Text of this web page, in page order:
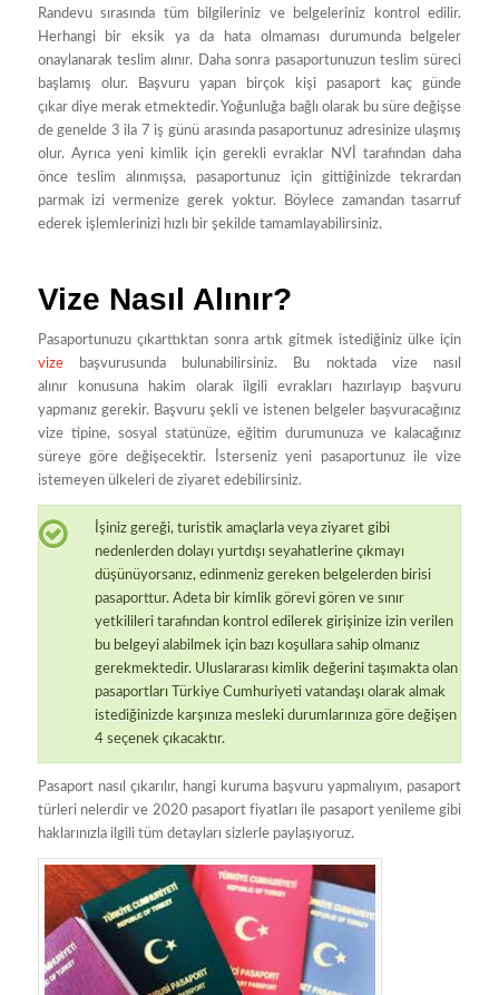
Randevu sırasında tüm bilgileriniz ve belgeleriniz kontrol edilir.
Herhangi bir eksik ya da hata olmaması durumunda belgeler
onaylanarak teslim alınır. Daha sonra pasaportunuzun teslim süreci
başlamış olur. Başvuru yapan birçok kişi pasaport kaç günde
çıkar diye merak etmektedir. Yoğunluğa bağlı olarak bu süre değişse
de genelde 3 ila 7 iş günü arasında pasaportunuz adresinize ulaşmış
olur. Ayrıca yeni kimlik için gerekli evraklar NVİ tarafından daha
önce teslim alınmışsa, pasaportunuz için gittiğinizde tekrardan
parmak izi vermenize gerek yoktur. Böylece zamandan tasarruf
ederek işlemlerinizi hızlı bir şekilde tamamlayabilirsiniz.
Vize Nasıl Alınır?
Pasaportunuzu çıkarttıktan sonra artık gitmek istediğiniz ülke için
vizebaşvurusunda bulunabilirsiniz. Bu noktada vize nasıl
alınır konusuna hakim olarak ilgili evrakları hazırlayıp başvuru
yapmanız gerekir. Başvuru şekli ve istenen belgeler başvuracağınız
vize tipine, sosyal statünüze, eğitim durumunuza ve kalacağınız
süreye göre değişecektir. İsterseniz yeni pasaportunuz ile vize
istemeyen ülkeleri de ziyaret edebilirsiniz.
İşiniz gereği, turistik amaçlarla veya ziyaret gibi
nedenlerden dolayı yurtdışı seyahatlerine çıkmayı
düşünüyorsanız, edinmeniz gereken belgelerden birisi
pasaporttur. Adeta bir kimlik görevi gören ve sınır
yetkilileri tarafından kontrol edilerek girişinize izin verilen
bu belgeyi alabilmek için bazı koşullara sahip olmanız
gerekmektedir. Uluslararası kimlik değerini taşımakta olan
pasaportları Türkiye Cumhuriyeti vatandaşı olarak almak
istediğinizde karşınıza mesleki durumlarınıza göre değişen
4 seçenek çıkacaktır.
Pasaport nasıl çıkarılır, hangi kuruma başvuru yapmalıyım, pasaport
türleri nelerdir ve 2020 pasaport fiyatları ile pasaport yenileme gibi
haklarınızla ilgili tüm detayları sizlerle paylaşıyoruz.